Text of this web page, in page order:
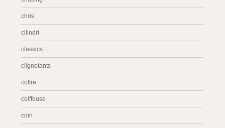
chris
cilindri
classics
clignotants
coffre
coiffeuse
coin